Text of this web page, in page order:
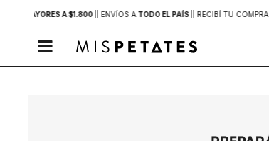
MAYORES A $1.800 | ENVÍOS A TODO EL PAÍS | RECIBÍ TU COMPRA
